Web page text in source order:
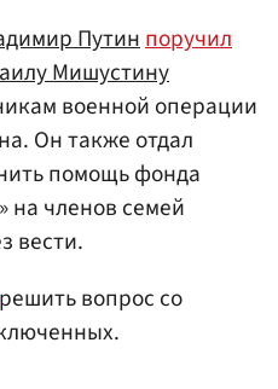
Путинпоручил
Мишустину
военной операции
Он также отдал
помощь фонда
на членов семей
вести.
решить вопрос со